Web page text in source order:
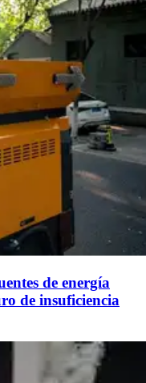
de energía
de insuficiencia